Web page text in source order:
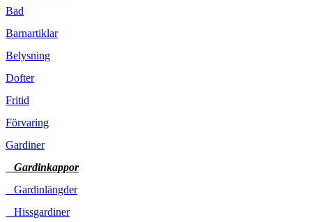
Bad
Barnartiklar
Belysning
Dofter
Fritid
Förvaring
Gardiner
Gardinkappor
Gardinlängder
Hissgardiner